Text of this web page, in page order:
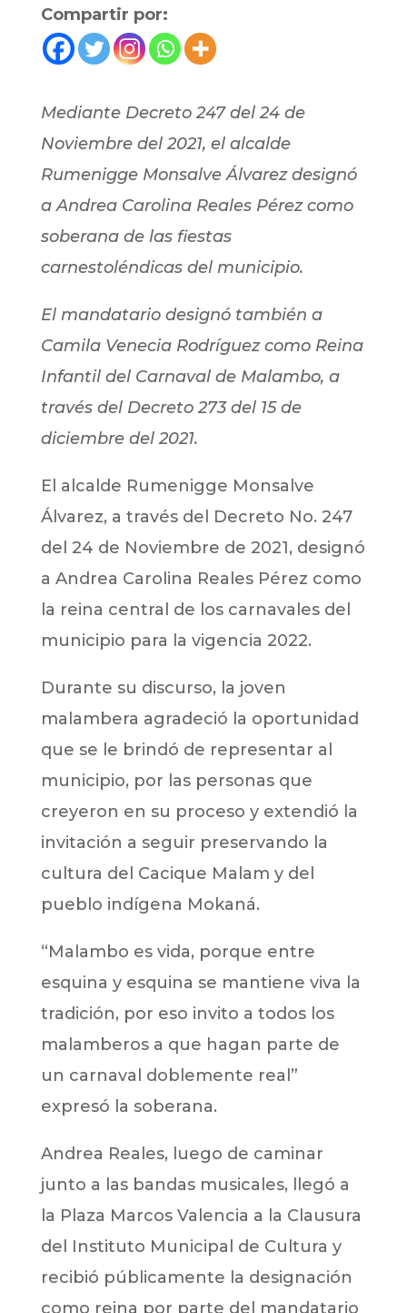
Compartir por:
Mediante Decreto 247 del 24 de
Noviembre del 2021, el alcalde
Rumenigge Monsalve Álvarez designó
a Andrea Carolina Reales Pérez como
soberana de las fiestas
carnestoléndicas del municipio.
El mandatario designó también a
Camila Venecia Rodríguez como Reina
Infantil del Carnaval de Malambo, a
través del Decreto 273 del 15 de
diciembre del 2021.
El alcalde Rumenigge Monsalve
Álvarez, a través del Decreto No. 247
del 24 de Noviembre de 2021, designó
a Andrea Carolina Reales Pérez como
la reina central de los carnavales del
municipio para la vigencia 2022.
Durante su discurso, la joven
malambera agradeció la oportunidad
que se le brindó de representar al
municipio, por las personas que
creyeron en su proceso y extendió la
invitación a seguir preservando la
cultura del Cacique Malam y del
pueblo indígena Mokaná.
“Malambo es vida, porque entre
esquina y esquina se mantiene viva la
tradición, por eso invito a todos los
malamberos a que hagan parte de
un carnaval doblemente real”
expresó la soberana.
Andrea Reales, luego de caminar
junto a las bandas musicales, llegó a
la Plaza Marcos Valencia a la Clausura
del Instituto Municipal de Cultura y
recibió públicamente la designación
como reina por parte del mandatario